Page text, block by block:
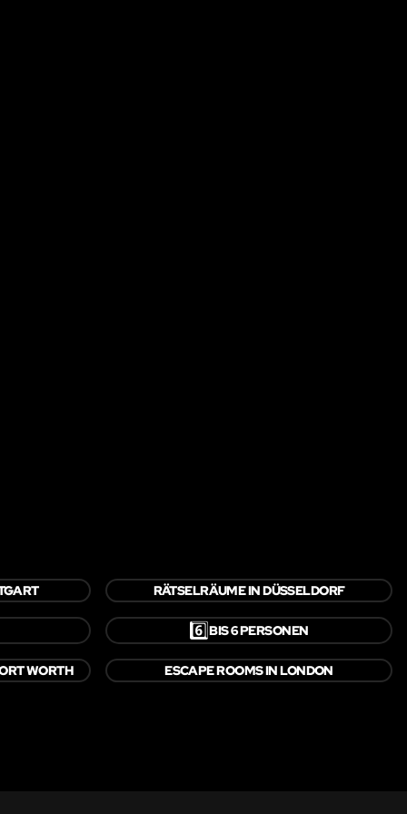
RÄTSELRÄUME IN DÜSSELDORF
6️⃣BIS 6 PERSONEN
WORTH ESCAPE ROOMS IN LONDON